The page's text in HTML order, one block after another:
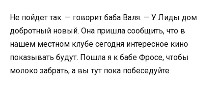
Не пойдет так. — говорит баба Валя. — У Лиды дом
добротный новый. Она пришла сообщить, что в
нашем местном клубе сегодня интересное кино
показывать будут. Пошла я к бабе Фросе, чтобы
молоко забрать, а вы тут пока побеседуйте.